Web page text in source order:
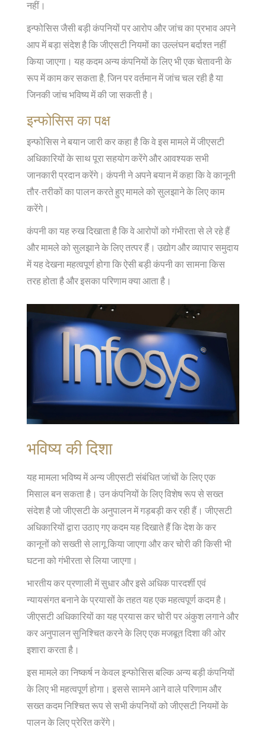
नहीं।
इन्फोसिस जैसी बड़ी कंपनियों पर आरोप और जांच का प्रभाव अपने
आप में बड़ा संदेश है कि जीएसटी नियमों का उल्लंघन बर्दाश्त नहीं
किया जाएगा। यह कदम अन्य कंपनियों के लिए भी एक चेतावनी के
रूप में काम कर सकता है, जिन पर वर्तमान में जांच चल रही है या
जिनकी जांच भविष्य में की जा सकती है।
इन्फोसिस का पक्ष
इन्फोसिस ने बयान जारी कर कहा है कि वे इस मामले में जीएसटी
अधिकारियों के साथ पूरा सहयोग करेंगे और आवश्यक सभी
जानकारी प्रदान करेंगे। कंपनी ने अपने बयान में कहा कि वे कानूनी
तौर-तरीकों का पालन करते हुए मामले को सुलझाने के लिए काम
करेंगे।
कंपनी का यह रुख दिखाता है कि वे आरोपों को गंभीरता से ले रहे हैं
और मामले को सुलझाने के लिए तत्पर हैं। उद्योग और व्यापार समुदाय
में यह देखना महत्वपूर्ण होगा कि ऐसी बड़ी कंपनी का सामना किस
तरह होता है और इसका परिणाम क्या आता है।
भविष्य की दिशा
यह मामला भविष्य में अन्य जीएसटी संबंधित जांचों के लिए एक
मिसाल बन सकता है। उन कंपनियों के लिए विशेष रूप से सख्त
संदेश है जो जीएसटी के अनुपालन में गड़बड़ी कर रही हैं। जीएसटी
अधिकारियों द्वारा उठाए गए कदम यह दिखाते हैं कि देश के कर
कानूनों को सख्ती से लागू किया जाएगा और कर चोरी की किसी भी
घटना को गंभीरता से लिया जाएगा।
भारतीय कर प्रणाली में सुधार और इसे अधिक पारदर्शी एवं
न्यायसंगत बनाने के प्रयासों के तहत यह एक महत्वपूर्ण कदम है।
जीएसटी अधिकारियों का यह प्रयास कर चोरी पर अंकुश लगाने और
कर अनुपालन सुनिश्चित करने के लिए एक मजबूत दिशा की ओर
इशारा करता है।
इस मामले का निष्कर्ष न केवल इन्फोसिस बल्कि अन्य बड़ी कंपनियों
के लिए भी महत्वपूर्ण होगा। इससे सामने आने वाले परिणाम और
सख्त कदम निश्चित रूप से सभी कंपनियों को जीएसटी नियमों के
पालन के लिए प्रेरित करेंगे।